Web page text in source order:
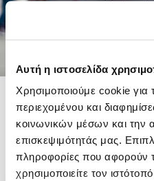
Αυτή η ιστοσελίδα
Χρησιμοποιούμε cookie για
περιεχομένου και
κοινωνικών μέσων και την
επισκεψιμότητάς μας.
πληροφορίες που αφορούν
χρησιμοποιείτε τον
ΤΟ PARKAROUND
Δες τώρα τα parking
και